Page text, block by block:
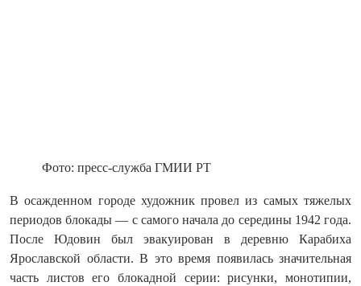
Фото: пресс-служба ГМИИ РТ
В осажденном городе художник провел из самых тяжелых
периодов блокады — с самого начала до середины 1942 года.
После Юдовин был эвакуирован в деревню Карабиха
Ярославской области. В это время появилась значительная
часть листов его блокадной серии: рисунки, монотипии,